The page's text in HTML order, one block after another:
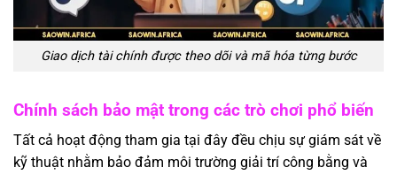
Giao dịch tài chính được theo dõi và mã hóa từng bước
Chính sách bảo mật trong các trò chơi phổ biến
Tất cả hoạt động tham gia tại đây đều chịu sự giám sát về
kỹ thuật nhằm bảo đảm môi trường giải trí công bằng và